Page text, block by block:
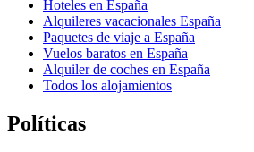
Hoteles en España
Alquileres vacacionales España
Paquetes de viaje a España
Vuelos baratos en España
Alquiler de coches en España
Todos los alojamientos
Políticas